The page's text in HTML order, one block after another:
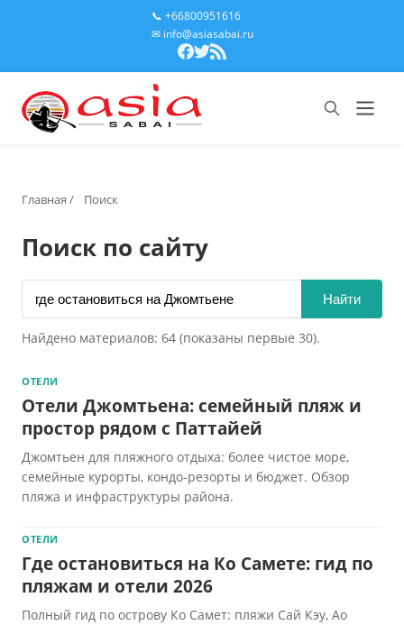
📞 +66800951616
✉ info@asiasabai.ru
Главная / Поиск
Поиск по сайту
Найти
Найдено материалов: 64 (показаны первые 30).
ОТЕЛИ
Отели Джомтьена: семейный пляж и
простор рядом с Паттайей
Джомтьен для пляжного отдыха: более чистое море,
семейные курорты, кондо-резорты и бюджет. Обзор
пляжа и инфраструктуры района.
ОТЕЛИ
Где остановиться на Ко Самете: гид по
пляжам и отели 2026
Полный гид по острову Ко Самет: пляжи Сай Кэу, Ао